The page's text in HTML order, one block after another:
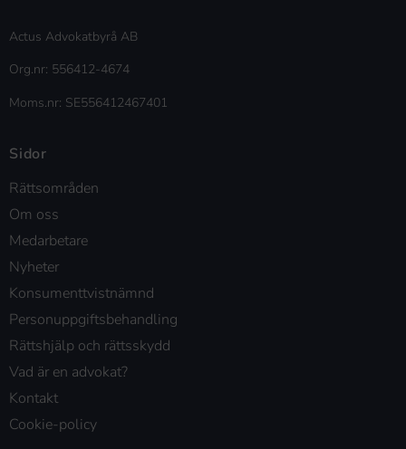
Actus Advokatbyrå AB
Org.nr: 556412-4674
Moms.nr: SE556412467401
Sidor
Rättsområden
Om oss
Medarbetare
Nyheter
Konsumenttvistnämnd
Personuppgiftsbehandling
Rättshjälp och rättsskydd
Vad är en advokat?
Kontakt
Cookie-policy